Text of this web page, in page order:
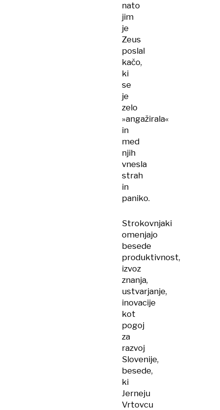
nato
jim
je
Zeus
poslal
kačo,
ki
se
je
zelo
»angažirala«
in
med
njih
vnesla
strah
in
paniko.
Strokovnjaki
omenjajo
besede
produktivnost,
izvoz
znanja,
ustvarjanje,
inovacije
kot
pogoj
za
razvoj
Slovenije,
besede,
ki
Jerneju
Vrtovcu